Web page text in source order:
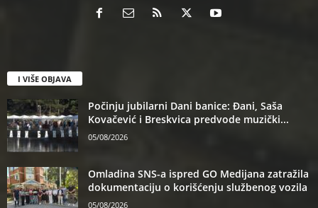
I VIŠE OBJAVA
Počinju jubilarni Dani banice: Đani, Saša
Kovačević i Breskvica predvode muzički...
05/08/2026
Omladina SNS-a ispred GO Medijana zatražila
dokumentaciju o korišćenju službenog vozila
05/08/2026